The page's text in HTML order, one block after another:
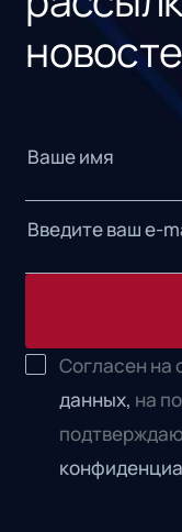
Согласен на
данных, на